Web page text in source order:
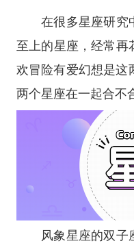
在很多星座研究
至上的星座 ，经常
欢冒险有爱幻想是这
两个星座在一起合不
风象星座的双子